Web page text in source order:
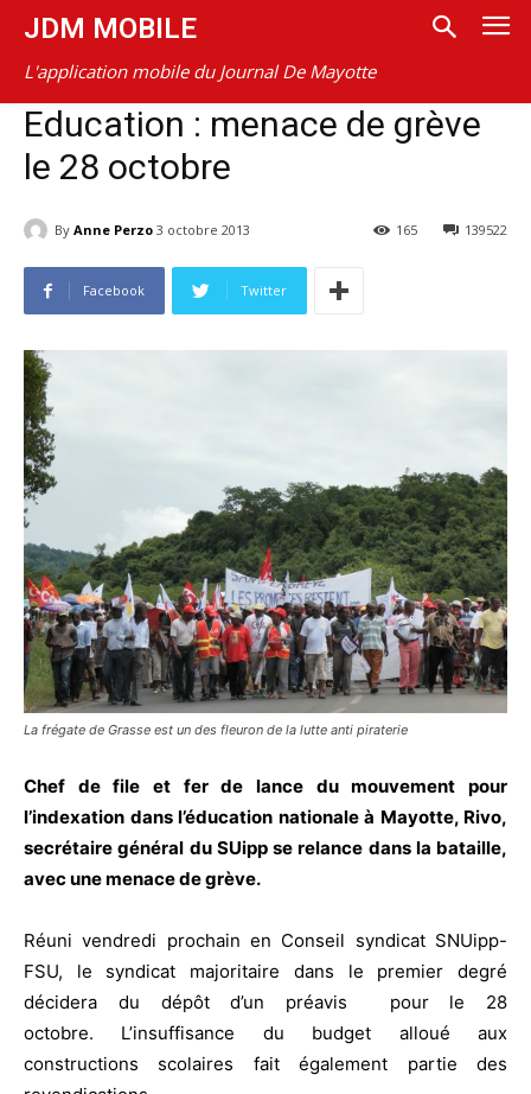
JDM MOBILE
L'application mobile du Journal De Mayotte
Education : menace de grève
le 28 octobre
By Anne Perzo 3 octobre 2013 139522
165
Facebook Twitter
La frégate de Grasse est un des fleuron de la lutte anti piraterie
Chef de file et fer de lance du mouvement pour
l’indexation dans l’éducation nationale à Mayotte, Rivo,
secrétaire général du SUipp se relance dans la bataille,
avec une menace de grève.
Réuni vendredi prochain en Conseil syndicat SNUipp-
FSU, le syndicat majoritaire dans le premier degré
décidera du dépôt d’un préavis pour le 28
octobre. L’insuffisance du budget alloué aux
constructions scolaires fait également partie des